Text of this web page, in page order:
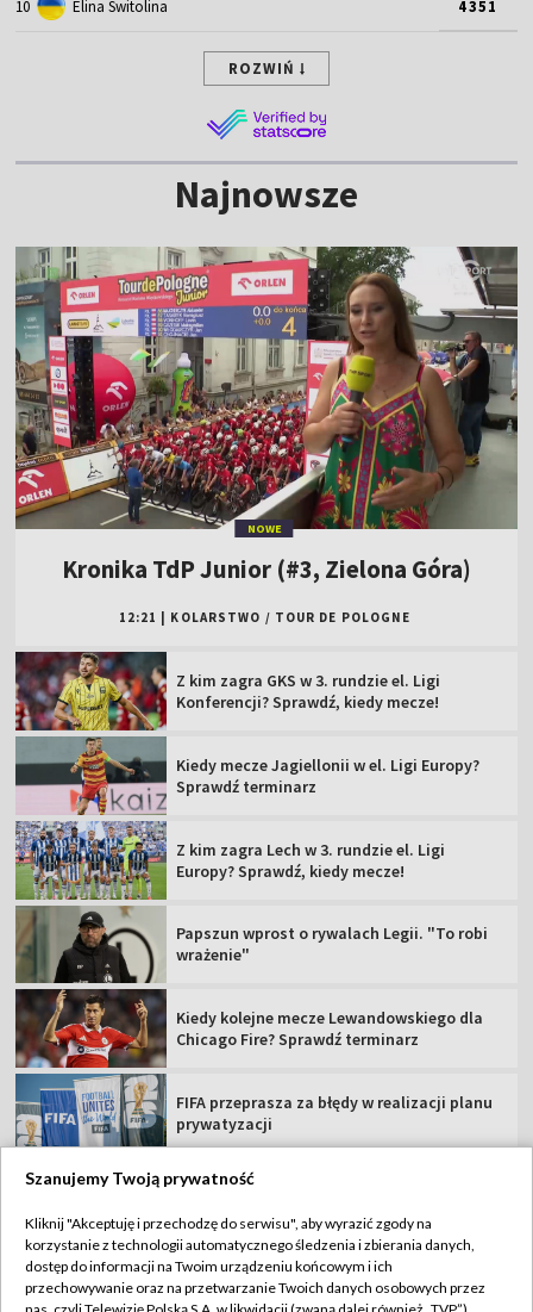
10 Elina Switolina 4351
ROZWIŃ
Najnowsze
NOWE
Kronika TdP Junior (#3, Zielona Góra)
12:21 KOLARSTWO / TOUR DE POLOGNE
Z kim zagra GKS w 3. rundzie el. Ligi
Konferencji? Sprawdź, kiedy mecze!
Kiedy mecze Jagiellonii w el. Ligi Europy?
Sprawdź terminarz
Z kim zagra Lech w 3. rundzie el. Ligi
Europy? Sprawdź, kiedy mecze!
Papszun wprost o rywalach Legii. "To robi
wrażenie"
Kiedy kolejne mecze Lewandowskiego dla
Chicago Fire? Sprawdź terminarz
FIFA przeprasza za błędy w realizacji planu
prywatyzacji
TVP
Abonament TVP
Regulamin TVP
Szanujemy Twoją prywatność
Kliknij "Akceptuję i przechodzę do serwisu", aby wyrazić zgody na
korzystanie z technologii automatycznego śledzenia i zbierania danych,
dostęp do informacji na Twoim urządzeniu końcowym i ich
przechowywanie oraz na przetwarzanie Twoich danych osobowych przez